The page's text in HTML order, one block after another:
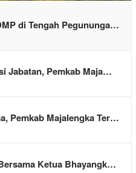
di Tengah Pegununga…
Jabatan, Pemkab Maja…
Pemkab Majalengka Ter…
Ketua Bhayangk…